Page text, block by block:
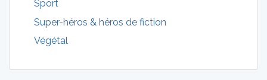
Sport
Super-héros & héros de fiction
Végétal